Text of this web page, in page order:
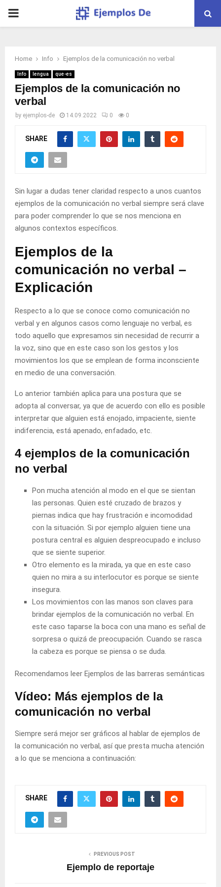
PRIMARY
Home Info Ejemplos de la comunicación no verbal
Info lengua que-es
Ejemplos de la comunicación no
verbal
by ejemplos-de 14.09.2022 0 0
SHARE
Sin lugar a dudas tener claridad respecto a unos cuantos
ejemplos de la comunicación no verbal siempre será clave
para poder comprender lo que se nos menciona en
algunos contextos específicos.
Ejemplos de la
comunicación no verbal –
Explicación
Respecto a lo que se conoce como comunicación no
verbal y en algunos casos como lenguaje no verbal, es
todo aquello que expresamos sin necesidad de recurrir a
la voz, sino que en este caso son los gestos y los
movimientos los que se emplean de forma inconsciente
en medio de una conversación.
Lo anterior también aplica para una postura que se
adopta al conversar, ya que de acuerdo con ello es posible
interpretar que alguien está enojado, impaciente, siente
indiferencia, está apenado, enfadado, etc.
4 ejemplos de la comunicación
no verbal
Pon mucha atención al modo en el que se sientan
las personas. Quien esté cruzado de brazos y
piernas indica que hay frustración e incomodidad
con la situación. Si por ejemplo alguien tiene una
postura central es alguien despreocupado e incluso
que se siente superior.
Otro elemento es la mirada, ya que en este caso
quien no mira a su interlocutor es porque se siente
insegura.
Los movimientos con las manos son claves para
brindar ejemplos de la comunicación no verbal. En
este caso taparse la boca con una mano es señal de
sorpresa o quizá de preocupación. Cuando se rasca
la cabeza es porque se piensa o se duda.
Recomendamos leer Ejemplos de las barreras semánticas
Vídeo: Más ejemplos de la
comunicación no verbal
Siempre será mejor ser gráficos al hablar de ejemplos de
la comunicación no verbal, así que presta mucha atención
a lo que se menciona a continuación:
SHARE
PREVIOUS POST
Ejemplo de reportaje